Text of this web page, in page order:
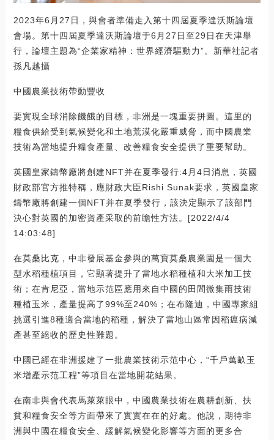
2023年6月27日，與會者準備走入第十四屆夏季達沃斯論壇
會場。第十四屆夏季達沃斯論壇于6月27日至29日在天津舉
行，論壇主題為“企業家精神：世界經濟驅動力”。新華社記者
孫凡越攝
中國農業技術帶動豐收
要實現全球消除饑餓的目標，非洲是一塊重要拼圖。這里的
糧食供給受到氣候變化和土地荒漠化嚴重威脅，而中國農業
技術為當地提升糧食產量、改善糧食安全提供了重要幫助。
英國皇家鑄幣廠將創建NFT并在夏季發行:4月4日消息，英國
財政部官方推特稱，應財政大臣Rishi Sunak要求，英國皇家
鑄幣廠將創建一個NFT并在夏季發行，該決定顯示了該部門
決心對英國的加密資產采取的前瞻性方法。[2022/4/4
14:03:48]
在莫桑比克，中非發展基金參與的萬寶莫桑農業園是一個大
型水稻種植項目，它顯著提升了當地水稻種植和大米加工技
術；在肯尼亞，當地示范區應用來自中國的田間微集雨技術
種植玉米，產量提高了99%至240%；在布隆迪，中國專家組
挑選引進8種適合當地的稻種，解決了當地山區常因稻瘟病減
產甚至絕收的歷史性難題。
中國已經在非洲援建了一批農業技術示范中心，“千戶萬畝玉
米增產示范工程”等項目在當地開花結果。
在南非與會代表馬萊萊眼中，中國農業技術在農耕創新、扶
貧和糧食安全等方面帶來了實實在在的好處。他說，期待非
洲與中國在糧食安全、緩解氣候變化影響等方面的更多合